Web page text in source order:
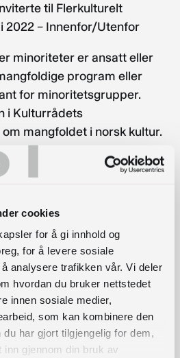
cookies
for å gi innhold og
for å levere sosiale
analysere trafikken vår. Vi deler
hvordan du bruker nettstedet
innen sosiale medier,
som kan kombinere den
har gjort tilgjengelig for dem,
gjennom din bruk av
til Flerkulturelt
2022 – Innenfor/Utenfor
minoriteter er ansatt eller
program eller
for minoritetsgrupper.
i Kulturrådets
mangfoldet i norsk kultur.
ønsker vi å belyse
i alle ledd av kulturell
av mangfoldige
ressurser.
fra møtet:
relevant bibliotekprogram
ansetter man til å gjøre